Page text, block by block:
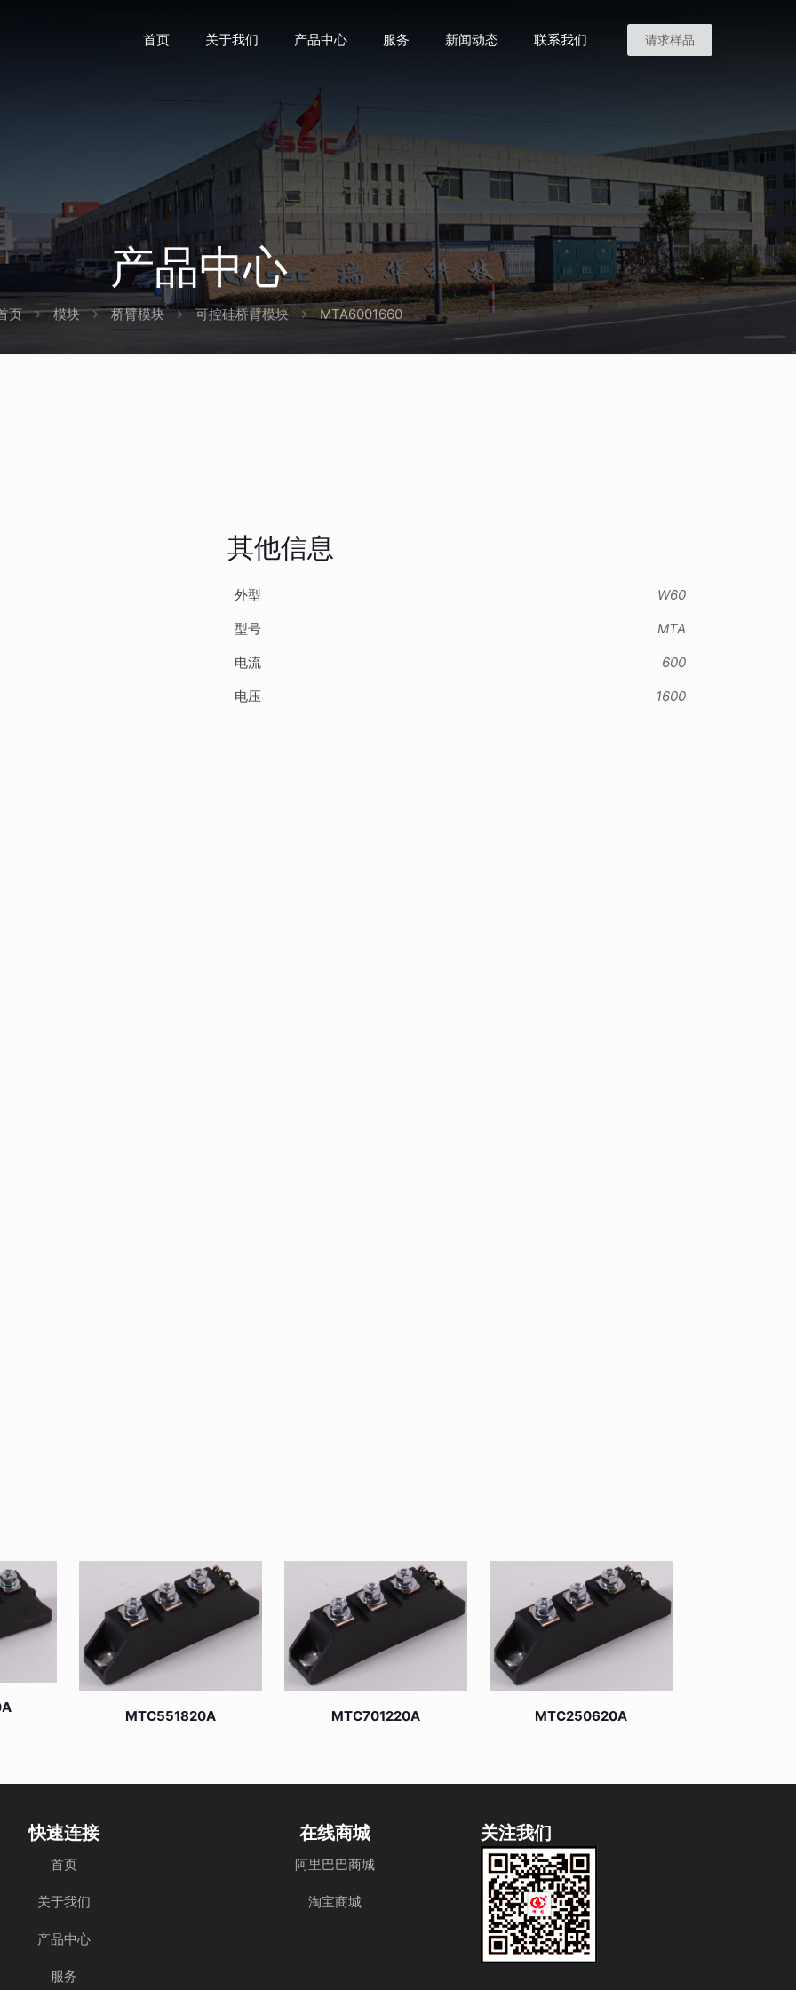
首页 关于我们 产品中心 服务 新闻动态 联系我们 请求样品
产品中心
页 模块 桥臂模块 可控硅桥臂模块 MTA6001660
其他信息
外型
W60
型号
MTA
电流
600
电压
1600
MTC551820A MTC701220A MTC250620A
快速连接
首页
关于我们
产品中心
服务
在线商城
阿里巴巴商城
淘宝商城
关注我们